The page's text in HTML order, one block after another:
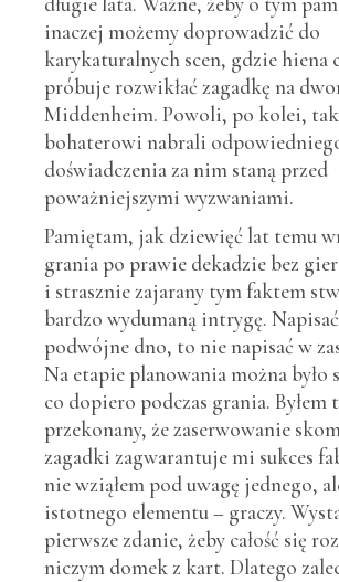
inaczej możemy doprowadzić do
karykaturalnych scen, gdzie hiena
próbuje rozwikłać zagadkę na
Middenheim. Powoli, po kolei,
bohaterowi nabrali
doświadczenia za nim staną przed
poważniejszymi wyzwaniami.
Pamiętam, jak dziewięć lat temu
grania po prawie dekadzie bez
i strasznie zajarany tym faktem
bardzo wydumaną intrygę.
podwójne dno, to nie napisać w
Na etapie planowania można było
co dopiero podczas grania. Byłem
przekonany, że zaserwowanie
zagadki zagwarantuje mi sukces
nie wziąłem pod uwagę jednego,
istotnego elementu – graczy.
pierwsze zdanie, żeby całość się
niczym domek z kart. Dlatego